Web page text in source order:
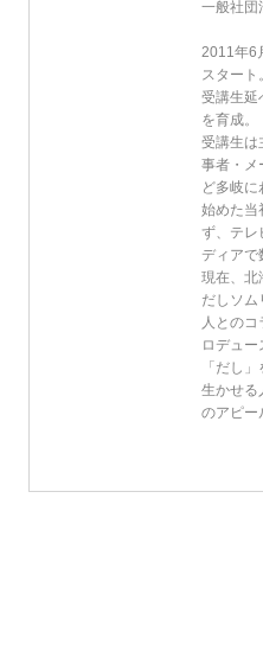
一般社
2011年6
スタート。
受講生延
を育成。
受講生は
事者・メ
ど多岐に
始めた当
ず、テレ
ディアで
現在、北
だしソム
人との
ロデュー
「だし
生かせる
のアピー